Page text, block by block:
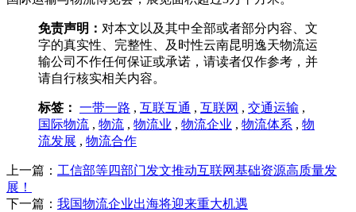
免责声明： 对本文以及其中全部或者部分内容、文
字的真实性、完整性、及时性云南昆明逸天物流运
输公司不作任何保证或承诺，请读者仅作参考，并
请自行核实相关内容。
标签： 一带一路 , 互联互通 , 互联网 , 交通运输 ,
国际物流 , 物流 , 物流业 , 物流企业 , 物流体系 , 物
流发展 , 物流合作
上一篇： 工信部等四部门发文推动互联网基础资源高质量发
展！
下一篇： 我国物流企业出海将迎来重大机遇